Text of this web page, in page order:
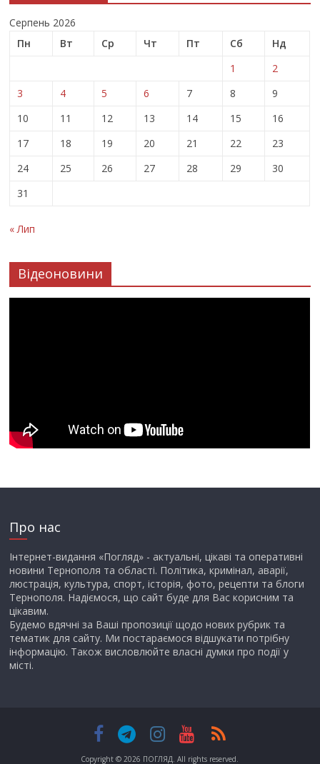
Серпень 2026
Пн
Вт Ср Чт Пт Сб
Нд
1
2
3
4 5 6 7 8
9
10
11 12 13 14 15
16
17
18 19 20 21 22
23
24
25 26 27 28 29
30
31
« Лип
Відеоновини
Про нас
Інтернет-видання «Погляд» - актуальні, цікаві та оперативні
новини Тернополя та області. Політика, кримінал, аварії,
люстрація, культура, спорт, історія, фото, рецепти та блоги
Тернополя. Надіємося, що сайт буде для Вас корисним та
цікавим.
Будемо вдячні за Ваші пропозиції щодо нових рубрик та
тематик для сайту. Ми постараємося відшукати потрібну
інформацію. Також висловлюйте власні думки про події у
місті.
Copyright © 2026 ПОГЛЯД. All rights reserved.